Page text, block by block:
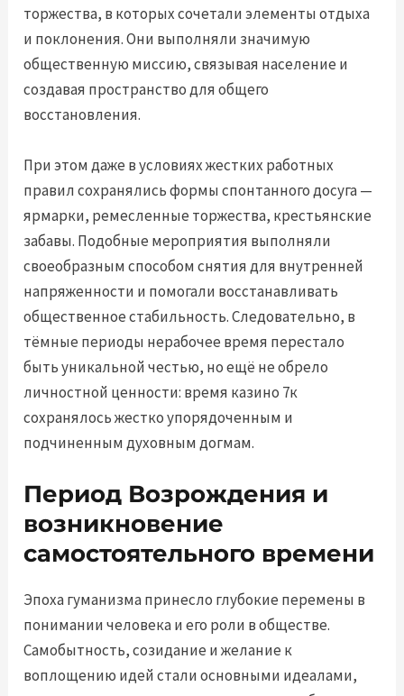
торжества, в которых сочетали элементы отдыха
и поклонения. Они выполняли значимую
общественную миссию, связывая население и
создавая пространство для общего
восстановления.
При этом даже в условиях жестких работных
правил сохранялись формы спонтанного досуга —
ярмарки, ремесленные торжества, крестьянские
забавы. Подобные мероприятия выполняли
своеобразным способом снятия для внутренней
напряженности и помогали восстанавливать
общественное стабильность. Следовательно, в
тёмные периоды нерабочее время перестало
быть уникальной честью, но ещё не обрело
личностной ценности: время казино 7к
сохранялось жестко упорядоченным и
подчиненным духовным догмам.
Период Возрождения и
возникновение
самостоятельного времени
Эпоха гуманизма принесло глубокие перемены в
понимании человека и его роли в обществе.
Самобытность, созидание и желание к
воплощению идей стали основными идеалами,